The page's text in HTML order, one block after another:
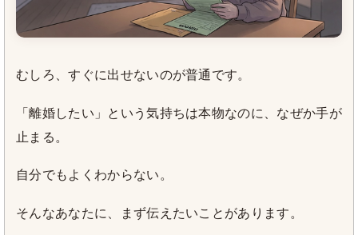
むしろ、すぐに出せないのが普通です。
「離婚したい」という気持ちは本物なのに、なぜか手が
止まる。
自分でもよくわからない。
そんなあなたに、まず伝えたいことがあります。